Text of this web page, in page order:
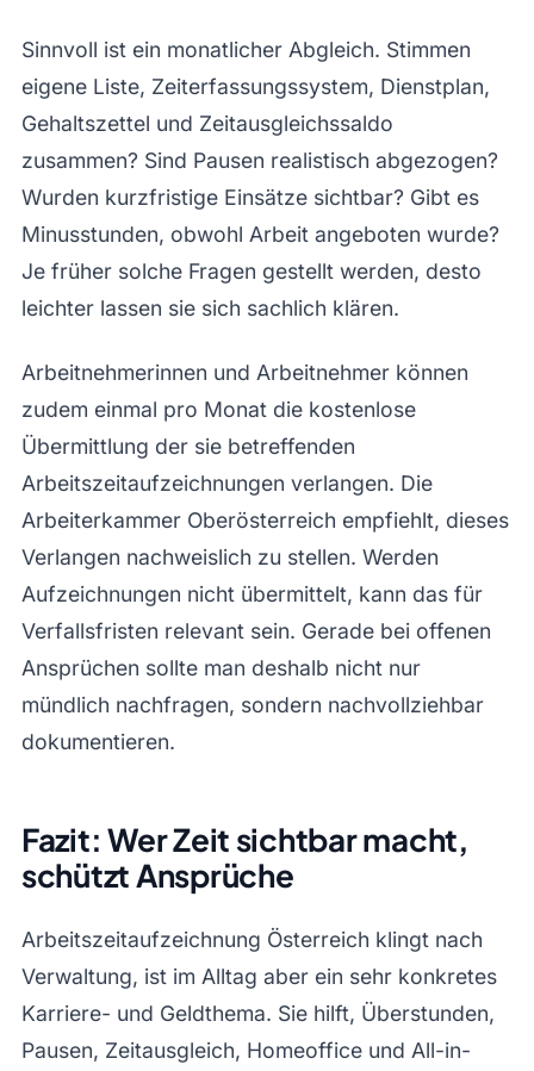
Sinnvoll ist ein monatlicher Abgleich. Stimmen
eigene Liste, Zeiterfassungssystem, Dienstplan,
Gehaltszettel und Zeitausgleichssaldo
zusammen? Sind Pausen realistisch abgezogen?
Wurden kurzfristige Einsätze sichtbar? Gibt es
Minusstunden, obwohl Arbeit angeboten wurde?
Je früher solche Fragen gestellt werden, desto
leichter lassen sie sich sachlich klären.
Arbeitnehmerinnen und Arbeitnehmer können
zudem einmal pro Monat die kostenlose
Übermittlung der sie betreffenden
Arbeitszeitaufzeichnungen verlangen. Die
Arbeiterkammer Oberösterreich empfiehlt, dieses
Verlangen nachweislich zu stellen. Werden
Aufzeichnungen nicht übermittelt, kann das für
Verfallsfristen relevant sein. Gerade bei offenen
Ansprüchen sollte man deshalb nicht nur
mündlich nachfragen, sondern nachvollziehbar
dokumentieren.
Fazit: Wer Zeit sichtbar macht,
schützt Ansprüche
Arbeitszeitaufzeichnung Österreich klingt nach
Verwaltung, ist im Alltag aber ein sehr konkretes
Karriere- und Geldthema. Sie hilft, Überstunden,
Pausen, Zeitausgleich, Homeoffice und All-in-